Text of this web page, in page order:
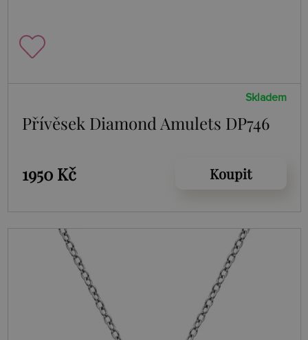
Skladem
Přívěsek Diamond Amulets DP746
1950 Kč Koupit